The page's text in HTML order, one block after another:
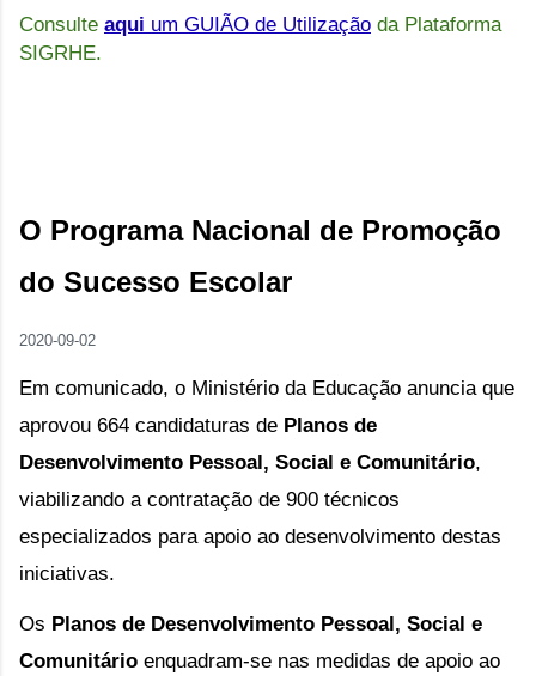
Consulte aqui um GUIÃO de Utilização da Plataforma
SIGRHE.
O Programa Nacional de Promoção
do Sucesso Escolar
2020-09-02
Em comunicado, o Ministério da Educação anuncia que
aprovou 664 candidaturas de Planos de
Desenvolvimento Pessoal, Social e Comunitário,
viabilizando a contratação de 900 técnicos
especializados para apoio ao desenvolvimento destas
iniciativas.
Os Planos de Desenvolvimento Pessoal, Social e
Comunitário enquadram-se nas medidas de apoio ao